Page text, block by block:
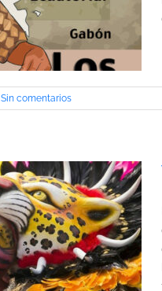
Sin comentarios